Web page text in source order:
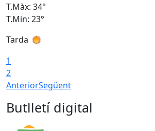
T.Màx: 34°
T.Min: 23°
Tarda
1
2
AnteriorSegüent
Butlletí digital